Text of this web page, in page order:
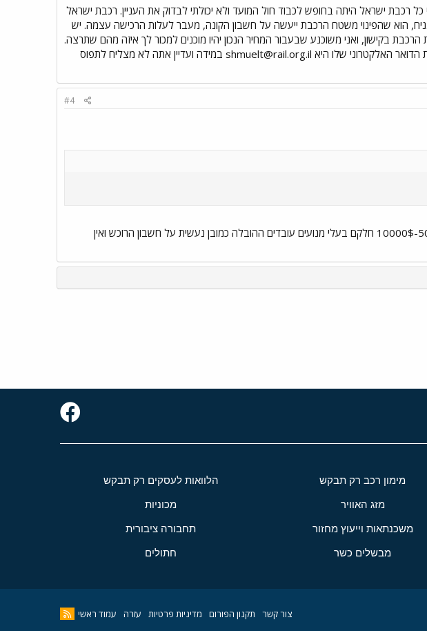
רכבת ישראל היתה בחופש לכבוד חול המועד ולא יכולתי לבדוק את העניין. רכבת ישראל
הוא שהפינוי משטח הרכבת ייעשה על חשבון הקונה, מעבר לעלות הרכישה עצמה. יש
בקישון, ואני משוכנע שבעבור המחיר הנכון יהיו מוכנים למכור לך איזה מהם שתרצה.
האלקטרוני שלו היא shmuelt@rail.org.il במידה ועדיין אתה לא מצליח לתפוס
#4
רכישת קטרים ישנים בידיעות אחרונות נכתב שם שמחירו של קטר ישן נע בין 5000$-10000$ חלקם בעלי מנועים עובדים ההובלה כמובן נעשית על חשבון הרוכש ואין
מימון רכב רק תבקש הלוואות לעסקים רק תבקש
מזג האוויר מכוניות
משכנתאות וייעוץ מחזור תחבורה ציבורית
מבשלים כשר חתולים
צור קשר תקנון הפורום מדיניות פרטיות עזרה עמוד ראשי